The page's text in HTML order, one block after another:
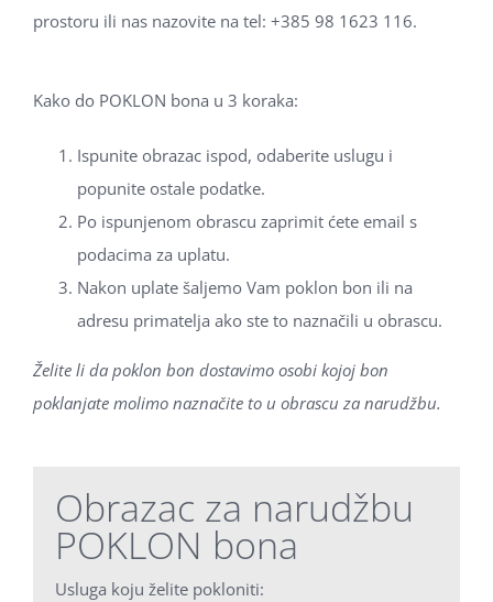
prostoru ili nas nazovite na tel: +385 98 1623 116.
Kako do POKLON bona u 3 koraka:
Ispunite obrazac ispod, odaberite uslugu i
popunite ostale podatke.
Po ispunjenom obrascu zaprimit ćete email s
podacima za uplatu.
Nakon uplate šaljemo Vam poklon bon ili na
adresu primatelja ako ste to naznačili u obrascu.
Želite li da poklon bon dostavimo osobi kojoj bon
poklanjate molimo naznačite to u obrascu za narudžbu.
Obrazac za narudžbu
POKLON bona
Usluga koju želite pokloniti: